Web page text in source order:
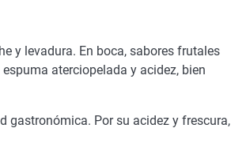
y levadura. En boca, sabores frutales
aterciopelada y acidez, bien
gastronómica. Por su acidez y frescura,